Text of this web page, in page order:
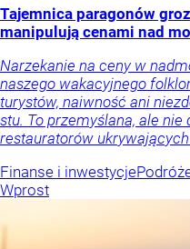
Tajemnica paragonów
manipulują cenami nad
Narzekanie na ceny w
naszego wakacyjnego
turystów, naiwność ani
stu. To przemyślana, ale
restauratorów ukrywających
Finanse i inwestycje
Wprost